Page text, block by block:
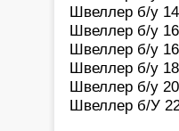
Швеллер б/у
Швеллер б/у
Швеллер б/у
Швеллер б/у
Швеллер б/у
Швеллер б/У